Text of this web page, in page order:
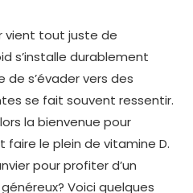
vient tout juste de
s’installe durablement
de s’évader vers des
se fait souvent ressentir.
la bienvenue pour
le plein de vitamine D.
pour profiter d’un
Voici quelques